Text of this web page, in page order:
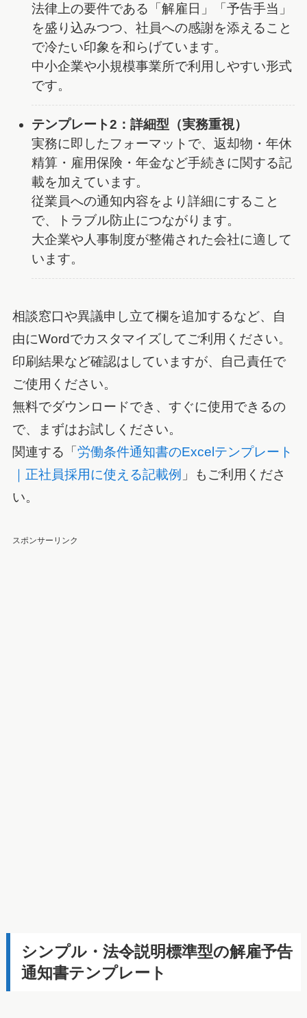
法律上の要件である「解雇日」「予告手当」
を盛り込みつつ、社員への感謝を添えること
で冷たい印象を和らげています。
中小企業や小規模事業所で利用しやすい形式
です。
テンプレート2：詳細型（実務重視）
実務に即したフォーマットで、返却物・年休
精算・雇用保険・年金など手続きに関する記
載を加えています。
従業員への通知内容をより詳細にすること
で、トラブル防止につながります。
大企業や人事制度が整備された会社に適して
います。
相談窓口や異議申し立て欄を追加するなど、自
由にWordでカスタマイズしてご利用ください。
印刷結果など確認はしていますが、自己責任で
ご使用ください。
無料でダウンロードでき、すぐに使用できるの
で、まずはお試しください。
関連する「労働条件通知書のExcelテンプレート
｜正社員採用に使える記載例 」もご利用くださ
い。
スポンサーリンク
シンプル・法令説明標準型の解雇予告
通知書テンプレート